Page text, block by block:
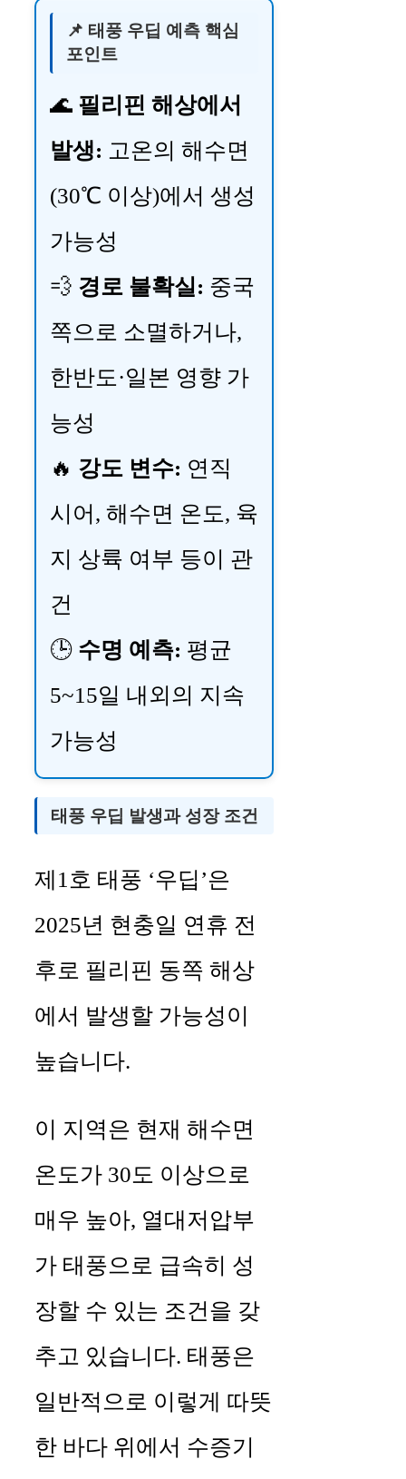
📌 태풍 우딥 예측 핵심
포인트
🌊 필리핀 해상에서
발생: 고온의 해수면
(30℃ 이상)에서 생성
가능성
💨 경로 불확실: 중국
쪽으로 소멸하거나,
한반도·일본 영향 가
능성
🔥 강도 변수: 연직
시어, 해수면 온도, 육
지 상륙 여부 등이 관
건
🕒 수명 예측: 평균
5~15일 내외의 지속
가능성
태풍 우딥 발생과 성장 조건
제1호 태풍 ‘우딥’은
2025년 현충일 연휴 전
후로 필리핀 동쪽 해상
에서 발생할 가능성이
높습니다.
이 지역은 현재 해수면
온도가 30도 이상으로
매우 높아, 열대저압부
가 태풍으로 급속히 성
장할 수 있는 조건을 갖
추고 있습니다. 태풍은
일반적으로 이렇게 따뜻
한 바다 위에서 수증기